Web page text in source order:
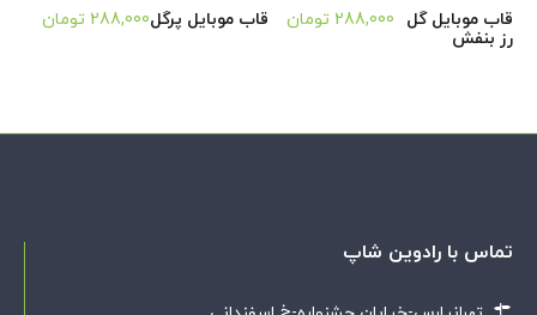
قاب موبایل گل
رز بنفش
288,000 تومان قاب موبایل پرگل288,000 تومان
تماس با رادوین شاپ